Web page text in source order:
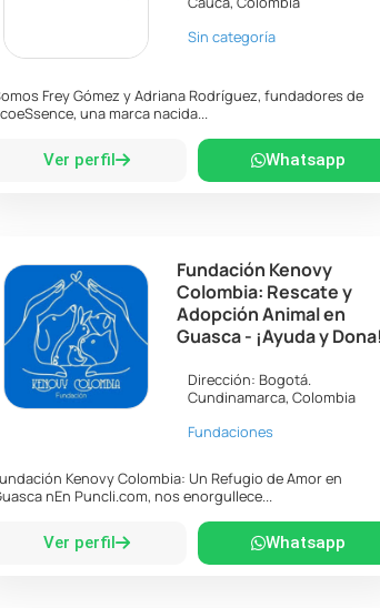
Sin categoría
Frey Gómez y Adriana Rodríguez, fundadores de
una marca nacida...
Ver perfil Whatsapp
Fundación Kenovy
Colombia: Rescate y
Adopción Animal en
Guasca - ¡Ayuda y Dona!
Dirección: Bogotá.
Cundinamarca,Colombia
Fundaciones
Kenovy Colombia: Un Refugio de Amor en
nEn Puncli.com, nos enorgullece...
Ver perfil Whatsapp